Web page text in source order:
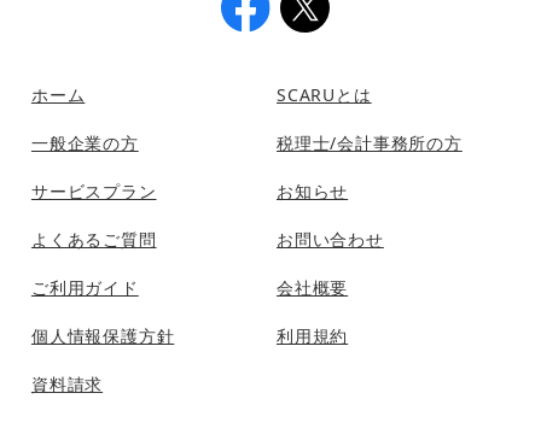
ホーム
SCARUとは
一般企業の方
税理士/会計事務所の方
サービスプラン
お知らせ
よくあるご質問
お問い合わせ
ご利用ガイド
会社概要
個人情報保護方針
利用規約
資料請求